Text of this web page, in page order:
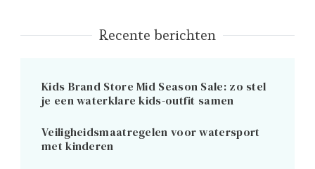
Recente berichten
Kids Brand Store Mid Season Sale: zo stel
je een waterklare kids-outfit samen
Veiligheidsmaatregelen voor watersport
met kinderen